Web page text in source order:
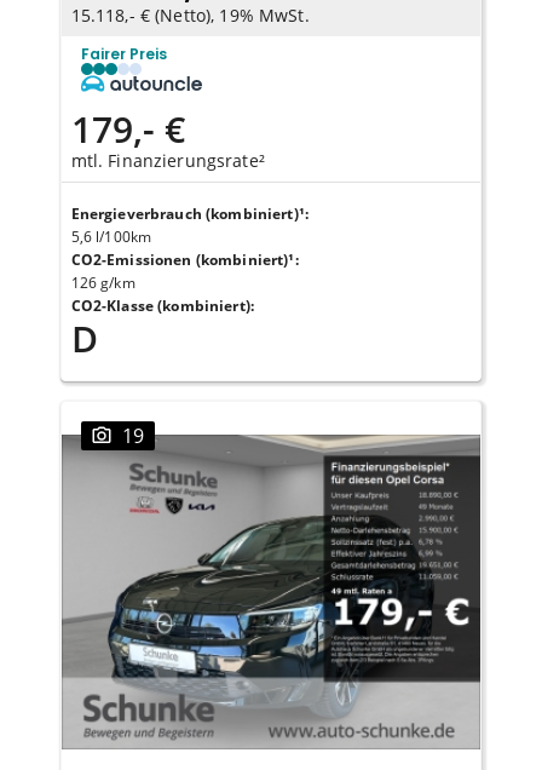
15.118,- € (Netto), 19% MwSt.
Fairer Preis
179,- €
mtl. Finanzierungsrate²
Energieverbrauch (kombiniert)¹:
5,6 l/100km
CO2-Emissionen (kombiniert)¹:
126 g/km
CO2-Klasse (kombiniert):
D
19